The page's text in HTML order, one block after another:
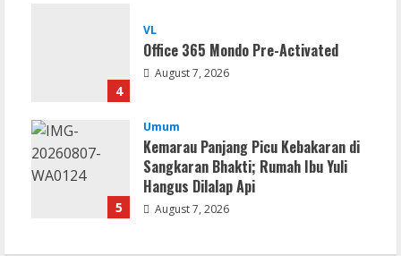
4
VL
Office 365 Mondo Pre-Activated
August 7, 2026
5
Umum
Kemarau Panjang Picu Kebakaran di
Sangkaran Bhakti; Rumah Ibu Yuli
Hangus Dilalap Api
August 7, 2026